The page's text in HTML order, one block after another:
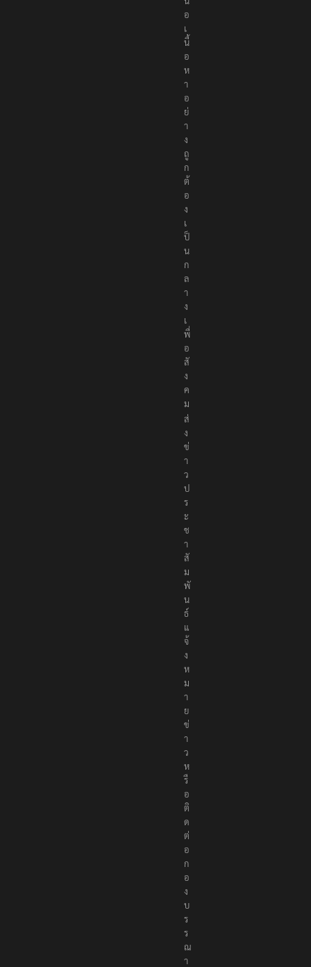
น
อ
เ
นื้
อ
ห
า
อ
ย่
า
ง
ถู
ก
ต้
อ
ง
เ
ป็
น
ก
ล
า
ง
เ
พื่
อ
สั
ง
ค
ม
ส่
ง
ข่
า
ว
ป
ร
ะ
ช
า
สั
ม
พั
น
ธ์
แ
จ้
ง
ห
ม
า
ย
ข่
า
ว
ห
รื
อ
ติ
ด
ต่
อ
ก
อ
ง
บ
ร
ร
ณ